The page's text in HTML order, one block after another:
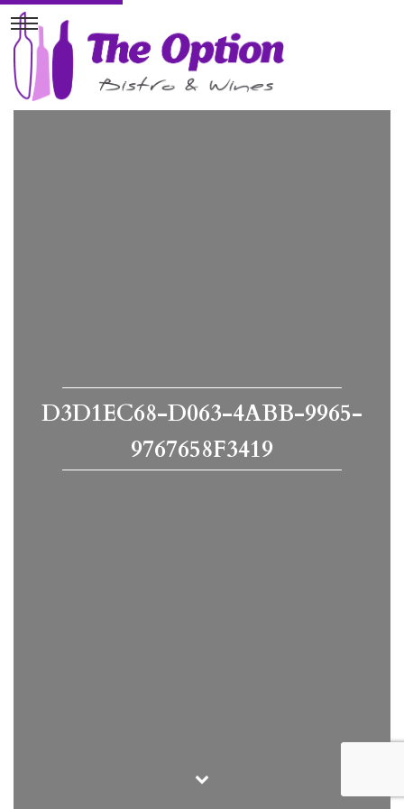
D3D1EC68-D063-4ABB-9965-
9767658F3419